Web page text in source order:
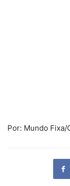
Por: Mundo Fixa/